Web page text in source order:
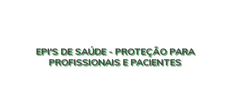
EPI'S DE SAÚDE - PROTEÇÃO PARA
PROFISSIONAIS E PACIENTES